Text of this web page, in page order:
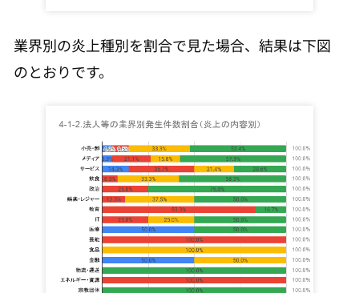
業界別の炎上種別を割合で見た場合、結果は下図
のとおりです。